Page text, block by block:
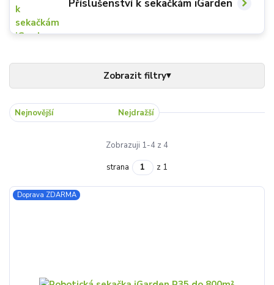
Příslušenství k sekačkám iGarden
Nejnovější Nejdražší
Zobrazuji 1-4 z 4
strana
z 1
Doprava ZDARMA